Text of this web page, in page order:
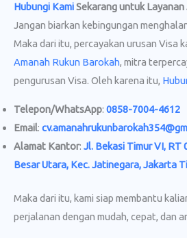
Hubungi KamiSekarang untuk Layanan
Jangan biarkan kebingungan
Maka dari itu, percayakan urusan Visa
Amanah Rukun Barokah, mitra
pengurusan Visa. Oleh karena itu,
Telepon/WhatsApp: 0858-7004-4612
Email:
Alamat Kantor: Jl. Bekasi Timur VI, RT
Besar Utara, Kec. Jatinegara, Jakarta
Maka dari itu, kami siap membantu
perjalanan dengan mudah, cepat, dan